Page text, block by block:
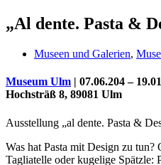
„Al dente. Pasta &
Museen und Galerien,
Museum Ulm | 07.06.204 –
Hochsträß 8, 89081 Ulm
Ausstellung „al dente. Pasta &
Was hat Pasta mit Design zu tun?
Tagliatelle oder kugelige Spätzle: